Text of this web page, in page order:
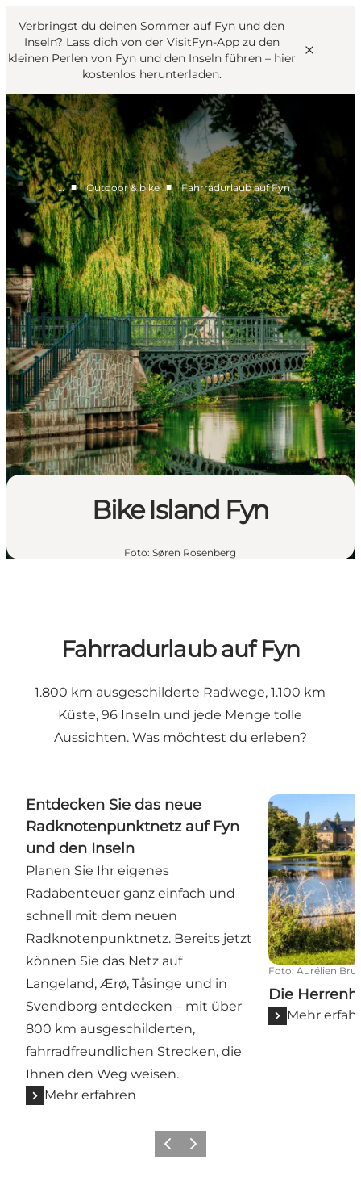
Verbringst du deinen Sommer auf Fyn und den
Inseln? Lass dich von der VisitFyn-App zu den
kleinen Perlen von Fyn und den Inseln führen – hier
kostenlos herunterladen.
Reise Ideen
Outdoor & bike
Essen & trinken
Übernachtung
VisitFyn
Deutsch
… ■ Outdoor & bike ■ Fahrradurlaub auf Fyn
Bike Island Fyn
Foto: Søren Rosenberg
Fahrradurlaub auf Fyn
1.800 km ausgeschilderte Radwege, 1.100 km
Küste, 96 Inseln und jede Menge tolle
Aussichten. Was möchtest du erleben?
Entdecken Sie das neue Radknotenpunktnetz auf
Entdecken Sie das neue
Radknotenpunktnetz auf Fyn
und den Inseln
Planen Sie Ihr eigenes
Radabenteuer ganz einfach und
schnell mit dem neuen
Radknotenpunktnetz. Bereits jetzt
können Sie das Netz auf
Langeland, Ærø, Tåsinge und in
Svendborg entdecken – mit über
800 km ausgeschilderten,
fahrradfreundlichen Strecken, die
Ihnen den Weg weisen.
Mehr erfahren
Die
Foto: Aurélien
Die
Mehr
ZurückWeiter